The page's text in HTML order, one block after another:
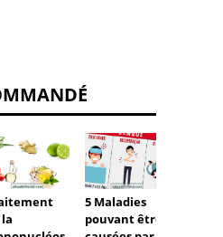
5 Maladies
pouvant être